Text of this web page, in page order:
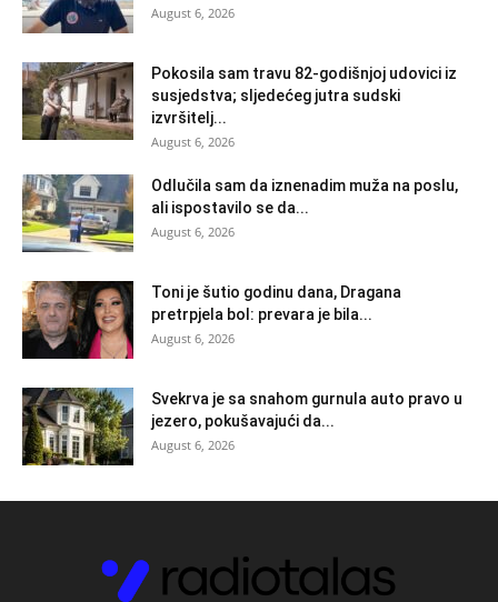
August 6, 2026
Pokosila sam travu 82-godišnjoj udovici iz
susjedstva; sljedećeg jutra sudski
izvršitelj...
August 6, 2026
Odlučila sam da iznenadim muža na poslu,
ali ispostavilo se da...
August 6, 2026
Toni je šutio godinu dana, Dragana
pretrpjela bol: prevara je bila...
August 6, 2026
Svekrva je sa snahom gurnula auto pravo u
jezero, pokušavajući da...
August 6, 2026